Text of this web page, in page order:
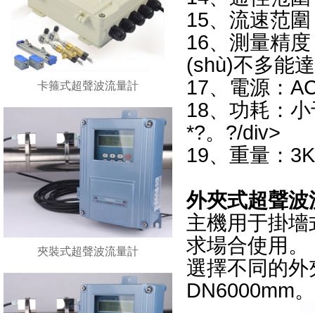
卡箍式超聲波流量計
夾裝式超聲波流量計
15、流速
16、測量
(shù)不多能
17、電源：
18、功耗：
*?。?/div>
19、重量：
外夾式超聲
主機用于掛墻
求場合使用。
選擇不同的外
DN6000mm。